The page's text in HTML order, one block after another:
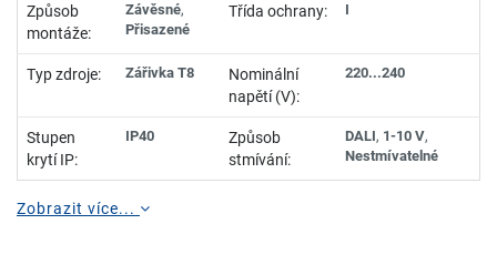
Způsob
montáže:
Závěsné,
Přisazené
Třída ochrany: I
Typ zdroje: Zářivka T8
Nominální
napětí (V):
220...240
Stupen
krytí IP:
IP40
Způsob
stmívání:
DALI, 1-10 V,
Nestmívatelné
Zobrazit více...